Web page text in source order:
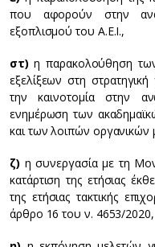
που αφορούν στην
εξοπλισμού του Α.Ε.Ι.,
στ) η παρακολούθηση
εξελίξεων στη
την καινοτομία στην
ενημέρωση των
και των λοιπών οργανικών
ζ) η συνεργασία με τη
κατάρτιση της ετήσιας
της ετήσιας τακτικής
άρθρο 16 του ν. 4653/2020,